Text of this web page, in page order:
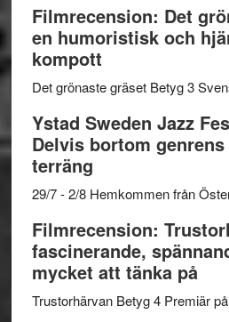
Filmrecension: Det
en humoristisk och
kompott
Det grönaste gräset Betyg 3
Ystad Sweden Jazz
Delvis bortom
terräng
29/7 - 2/8 Hemkommen från
Filmrecension:
fascinerande,
mycket att tänka på
Trustorhärvan Betyg 4 Premiär